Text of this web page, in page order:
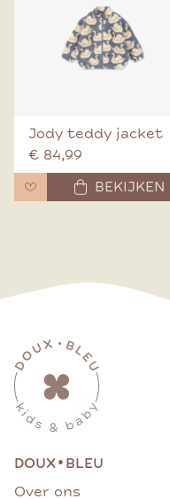
Jody teddy jacket
€ 84,99
BEKIJKEN
DOUX• BLEU
Over ons